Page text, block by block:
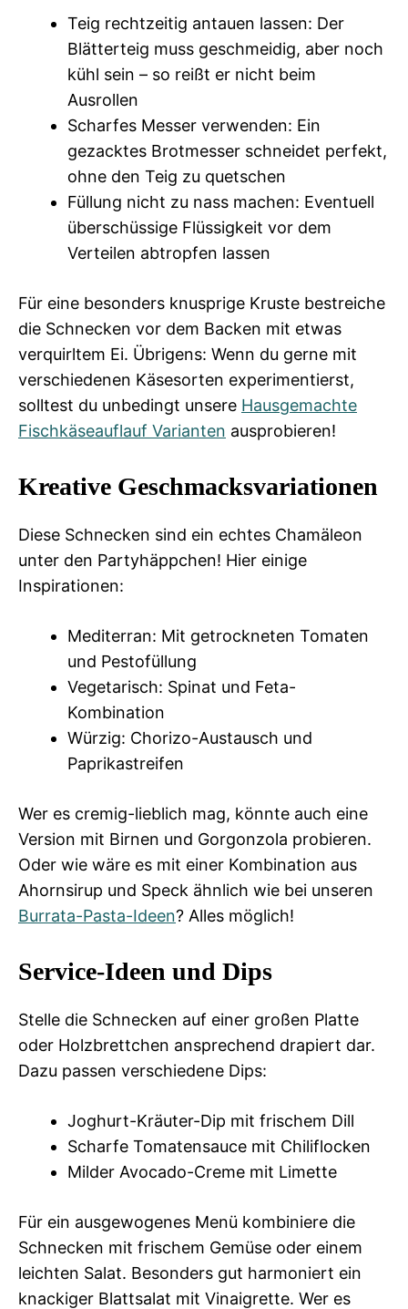
Teig rechtzeitig antauen lassen: Der
Blätterteig muss geschmeidig, aber noch
kühl sein – so reißt er nicht beim
Ausrollen
Scharfes Messer verwenden: Ein
gezacktes Brotmesser schneidet perfekt,
ohne den Teig zu quetschen
Füllung nicht zu nass machen: Eventuell
überschüssige Flüssigkeit vor dem
Verteilen abtropfen lassen
Für eine besonders knusprige Kruste bestreiche
die Schnecken vor dem Backen mit etwas
verquirltem Ei. Übrigens: Wenn du gerne mit
verschiedenen Käsesorten experimentierst,
solltest du unbedingt unsere Hausgemachte
Fischkäseauflauf Varianten ausprobieren!
Kreative Geschmacksvariationen
Diese Schnecken sind ein echtes Chamäleon
unter den Partyhäppchen! Hier einige
Inspirationen:
Mediterran: Mit getrockneten Tomaten
und Pestofüllung
Vegetarisch: Spinat und Feta-
Kombination
Würzig: Chorizo-Austausch und
Paprikastreifen
Wer es cremig-lieblich mag, könnte auch eine
Version mit Birnen und Gorgonzola probieren.
Oder wie wäre es mit einer Kombination aus
Ahornsirup und Speck ähnlich wie bei unseren
Burrata-Pasta-Ideen? Alles möglich!
Service-Ideen und Dips
Stelle die Schnecken auf einer großen Platte
oder Holzbrettchen ansprechend drapiert dar.
Dazu passen verschiedene Dips:
Joghurt-Kräuter-Dip mit frischem Dill
Scharfe Tomatensauce mit Chiliflocken
Milder Avocado-Creme mit Limette
Für ein ausgewogenes Menü kombiniere die
Schnecken mit frischem Gemüse oder einem
leichten Salat. Besonders gut harmoniert ein
knackiger Blattsalat mit Vinaigrette. Wer es